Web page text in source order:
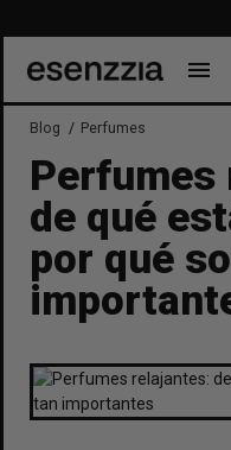
menu
Blog Perfumes
Perfumes
de qué
por qué